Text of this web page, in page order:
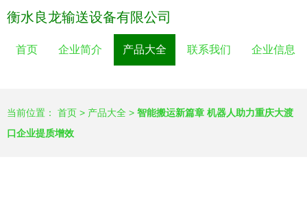
衡水良龙输送设备有限公司
首页 企业简介 产品大全 联系我们 企业信息
当前位置： 首页 > 产品大全 > 智能搬运新篇章 机器人助力重庆大渡
口企业提质增效